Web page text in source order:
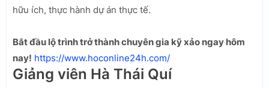
hữu ích, thực hành dự án thực tế.
Bắt đầu lộ trình trở thành chuyên gia kỹ xảo ngay hôm
nay! https://www.hoconline24h.com/
Giảng viên Hà Thái Quí